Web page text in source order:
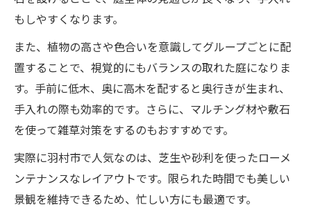
もしやすくなります。
また、植物の高さや色合いを意識してグループごとに配
置することで、視覚的にもバランスの取れた庭になりま
す。手前に低木、奥に高木を配すると奥行きが生まれ、
手入れの際も効率的です。さらに、マルチング材や敷石
を使って雑草対策をするのもおすすめです。
実際に羽村市で人気なのは、芝生や砂利を使ったローメ
ンテナンスなレイアウトです。限られた時間でも美しい
景観を維持できるため、忙しい方にも最適です。